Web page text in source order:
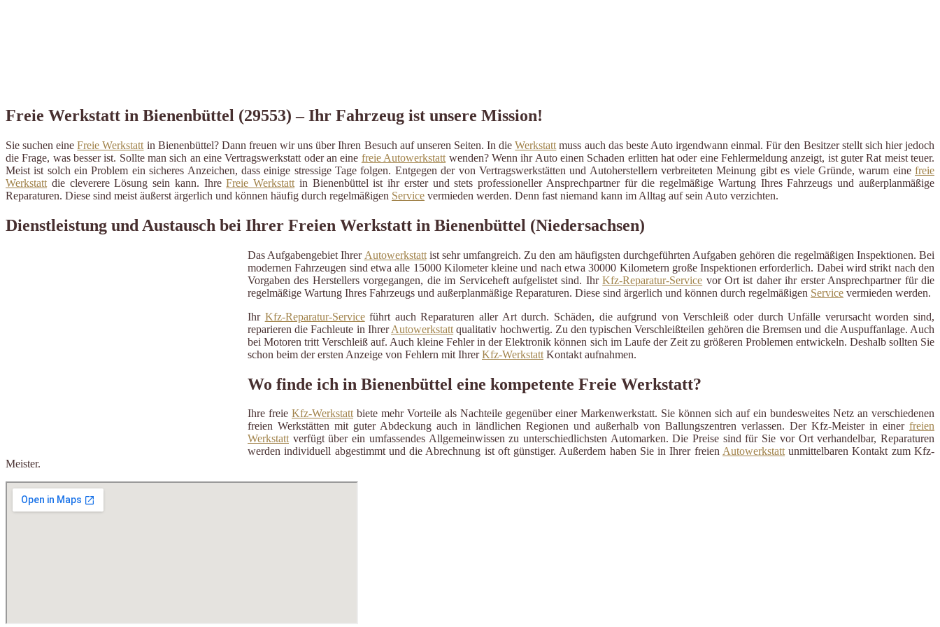
Freie Werkstatt in Bienenbüttel (29553) – Ihr Fahrzeug ist unsere Mission!
Sie suchen eineFreie Werkstatt in Bienenbüttel? Dann freuen wir uns über Ihren Besuch auf unseren Seiten. In dieWerkstatt muss auch das beste Auto irgendwann einmal. Für den Besitzer stellt sich hier jedoch
die Frage, was besser ist. Sollte man sich an eine Vertragswerkstatt oder an eine freie Autowerkstatt wenden? Wenn ihr Auto einen Schaden erlitten hat oder eine Fehlermeldung anzeigt, ist guter Rat meist teuer.
Meist ist solch ein Problem ein sicheres Anzeichen, dass einige stressige Tage folgen. Entgegen der von Vertragswerkstätten und Autoherstellern verbreiteten Meinung gibt es viele Gründe, warum eine freie
Werkstatt die cleverere Lösung sein kann. IhreFreie Werkstatt in Bienenbüttel ist ihr erster und stets professioneller Ansprechpartner für die regelmäßige Wartung Ihres Fahrzeugs und außerplanmäßige
Reparaturen. Diese sind meist äußerst ärgerlich und können häufig durch regelmäßigen Service vermieden werden. Denn fast niemand kann im Alltag auf sein Auto verzichten.
Dienstleistung und Austausch bei Ihrer Freien Werkstatt in Bienenbüttel (Niedersachsen)
Das Aufgabengebiet Ihrer Autowerkstattist sehr umfangreich. Zu den am häufigsten durchgeführten Aufgaben gehören die regelmäßigen Inspektionen. Bei
modernen Fahrzeugen sind etwa alle 15000 Kilometer kleine und nach etwa 30000 Kilometern große Inspektionen erforderlich. Dabei wird strikt nach den
Vorgaben des Herstellers vorgegangen, die im Serviceheft aufgelistet sind. IhrKfz-Reparatur-Service vor Ort ist daher ihr erster Ansprechpartner für die
regelmäßige Wartung Ihres Fahrzeugs und außerplanmäßige Reparaturen. Diese sind ärgerlich und können durch regelmäßigen Service vermieden werden.
Ihr Kfz-Reparatur-Serviceführt auch Reparaturen aller Art durch. Schäden, die aufgrund von Verschleiß oder durch Unfälle verursacht worden sind,
reparieren die Fachleute in IhrerAutowerkstatt qualitativ hochwertig. Zu den typischen Verschleißteilen gehören die Bremsen und die Auspuffanlage. Auch
bei Motoren tritt Verschleiß auf. Auch kleine Fehler in der Elektronik können sich im Laufe der Zeit zu größeren Problemen entwickeln. Deshalb sollten Sie
schon beim der ersten Anzeige von Fehlern mit IhrerKfz-Werkstatt Kontakt aufnahmen.
Wo finde ich in Bienenbüttel eine kompetente Freie Werkstatt?
Ihre freie Kfz-Werkstattbiete mehr Vorteile als Nachteile gegenüber einer Markenwerkstatt. Sie können sich auf ein bundesweites Netz an verschiedenen
freien Werkstätten mit guter Abdeckung auch in ländlichen Regionen und außerhalb von Ballungszentren verlassen. Der Kfz-Meister in einer freien
Werkstattverfügt über ein umfassendes Allgemeinwissen zu unterschiedlichsten Automarken. Die Preise sind für Sie vor Ort verhandelbar, Reparaturen
werden individuell abgestimmt und die Abrechnung ist oft günstiger. Außerdem haben Sie in Ihrer freien Autowerkstattunmittelbaren Kontakt zum Kfz-
Meister.